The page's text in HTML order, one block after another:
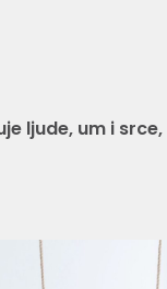
ljude, um i srce,